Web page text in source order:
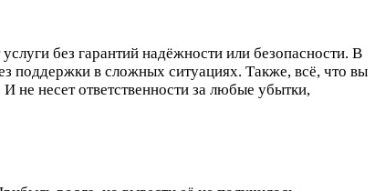
без гарантий надёжности или безопасности. В
поддержки в сложных ситуациях. Также, всё, что вы
не несет ответственности за любые убытки,